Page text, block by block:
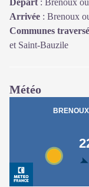
Arrivée : Brenoux
Communes
et Saint-Bauzile
Météo